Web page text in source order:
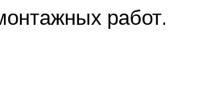
работ.